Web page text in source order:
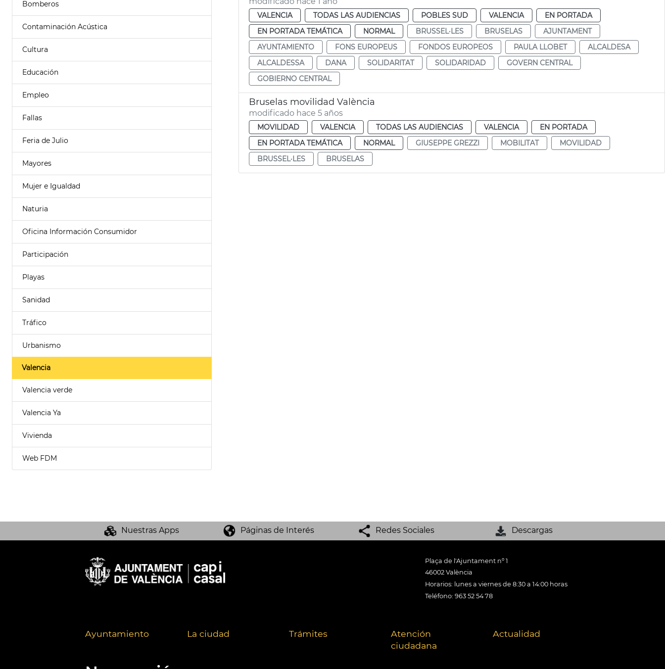
Bomberos
Contaminación Acústica
Cultura
Educación
Empleo
Fallas
Feria de Julio
Mayores
Mujer e Igualdad
Naturia
Oficina Información Consumidor
Participación
Playas
Sanidad
Tráfico
Urbanismo
Valencia
Valencia verde
Valencia Ya
Vivienda
Web FDM
VALENCIA TODAS LAS AUDIENCIAS POBLES SUD VALENCIA
EN PORTADA
EN PORTADA TEMÁTICA
NORMAL BRUSSEL·LES BRUSELAS
AJUNTAMENT
AYUNTAMIENTO
FONS EUROPEUS FONDOS EUROPEOS PAULA LLOBET
ALCALDESA
ALCALDESSA
DANA SOLIDARITAT SOLIDARIDAD
GOVERN CENTRAL
GOBIERNO CENTRAL
Bruselas movilidad València
modificado hace 5 años
MOVILIDAD VALENCIA TODAS LAS AUDIENCIAS VALENCIA
EN PORTADA
EN PORTADA TEMÁTICA
NORMAL GIUSEPPE GREZZI MOBILITAT
MOVILIDAD
BRUSSEL·LES
BRUSELAS
Nuestras Apps Páginas de Interés Redes Sociales Descargas
Plaça de l'Ajuntament nº 1
46002 València
Horarios: lunes a viernes de 8:30 a 14:00 horas
Teléfono: 963 52 54 78
Ayuntamiento La ciudad Trámites
Atención
ciudadana
Actualidad